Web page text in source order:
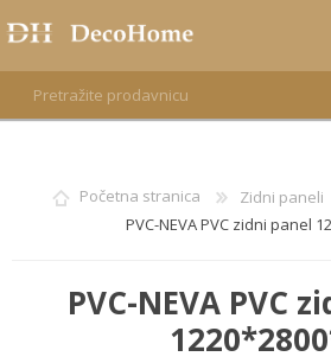
REGISTRUJTE SE
Početna stranica Zidni paneli
PVC-NEVA PVC zidni panel
PVC-NEVA PVC